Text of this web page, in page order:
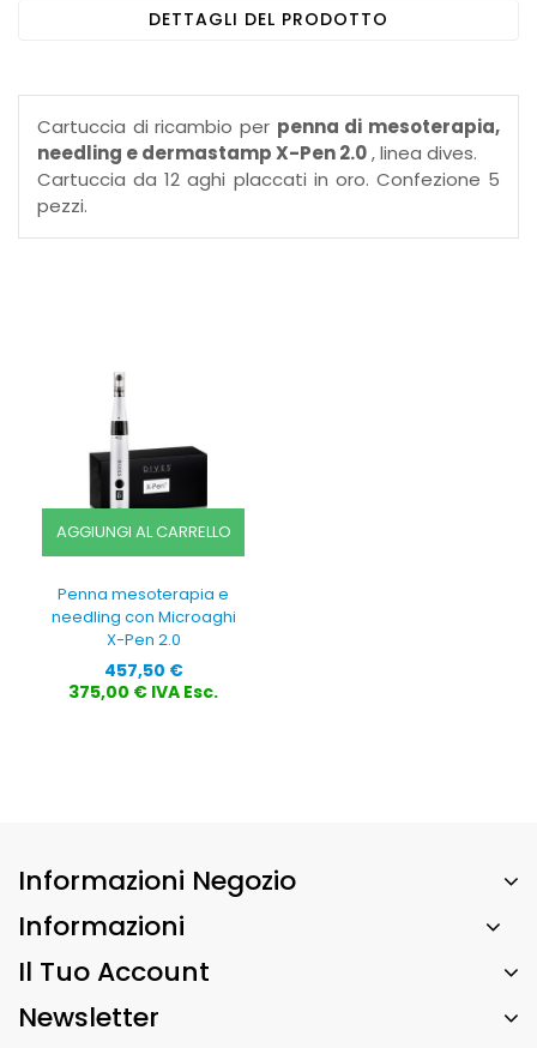
DETTAGLI DEL PRODOTTO
Cartuccia di ricambio per penna di mesoterapia,
needling e dermastamp X-Pen 2.0, linea dives.
Cartuccia da 12 aghi placcati in oro. Confezione 5
pezzi.
AGGIUNGI AL CARRELLO
Penna mesoterapia e
needling con Microaghi
X-Pen 2.0
Prezzo
457,50 €
375,00 € IVA Esc.
Informazioni Negozio
Informazioni
Il Tuo Account
Newsletter